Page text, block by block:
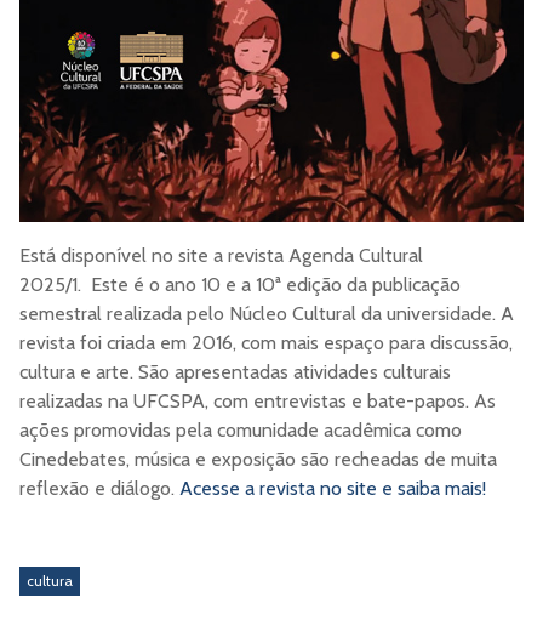
Está disponível no site a revista Agenda Cultural
2025/1. Este é o ano 10 e a 10ª edição da publicação
semestral realizada pelo Núcleo Cultural da universidade. A
revista foi criada em 2016, com mais espaço para discussão,
cultura e arte. São apresentadas atividades culturais
realizadas na UFCSPA, com entrevistas e bate-papos. As
ações promovidas pela comunidade acadêmica como
Cinedebates, música e exposição são recheadas de muita
reflexão e diálogo. Acesse a revista no site e saiba mais!
cultura